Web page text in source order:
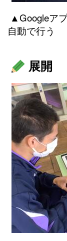
▲Googleア
自動で行う
展開